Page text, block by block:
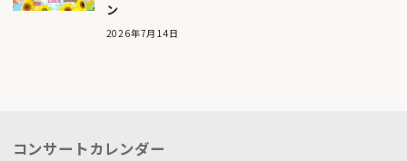
ン
2026年7月14日
コンサートカレンダー